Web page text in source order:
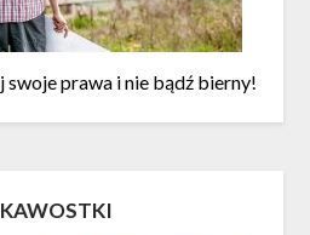
swoje prawa i nie bądź bierny!